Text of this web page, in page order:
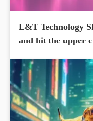
L&T Technology
and hit the upper